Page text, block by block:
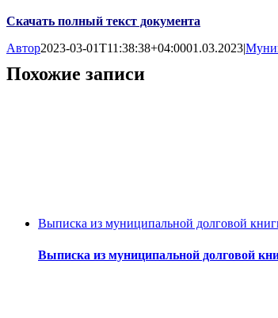
Скачать полный текст документа
Автор2023-03-01T11:38:38+04:0001.03.2023|
Похожие записи
Выписка из муниципальной долговой
Выписка из муниципальной долговой